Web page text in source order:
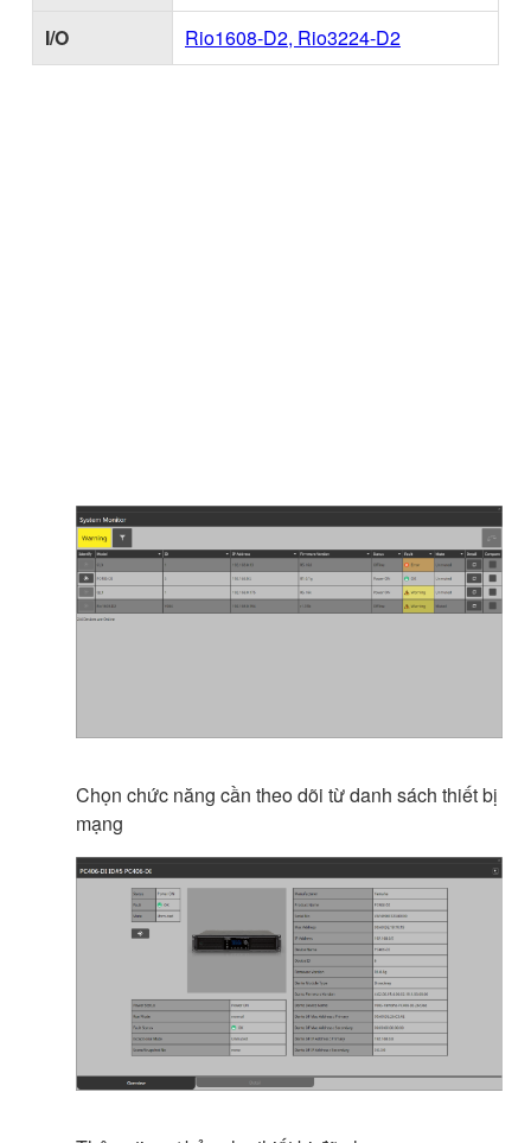
I/O Rio1608-D2, Rio3224-D2
Chọn chức năng cần theo dõi từ danh sách thiết bị
mạng